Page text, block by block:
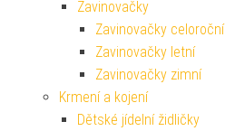
Zavinovačky
Zavinovačky celoroční
Zavinovačky letní
Zavinovačky zimní
Krmení a kojení
Dětské jídelní židličky